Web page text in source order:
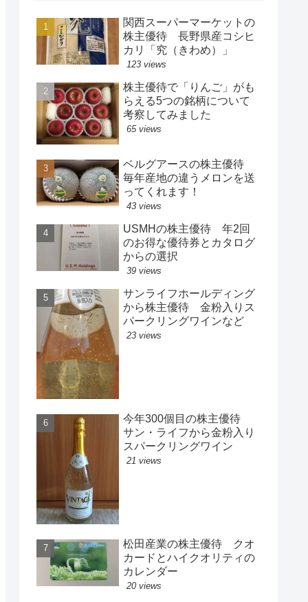
関西スーパーマーケットの
株主優待 長野県産コシヒ
カリ「究（きわめ）」
123 views
株主優待で「りんご」がも
らえる5つの銘柄について
考察してみました
65 views
ベルグアースの株主優待
毎年産地の違うメロンを送
ってくれます！
43 views
USMHの株主優待 年2回
のお得な優待券とカタログ
からの選択
39 views
サンライフホールディング
から株主優待 金粉入りス
パークリングワインなど
23 views
今年300個目の株主優待
サン・ライフから金粉入り
スパークリングワイン
21 views
松田産業の株主優待 クオ
カードとハイクオリティの
カレンダー
20 views